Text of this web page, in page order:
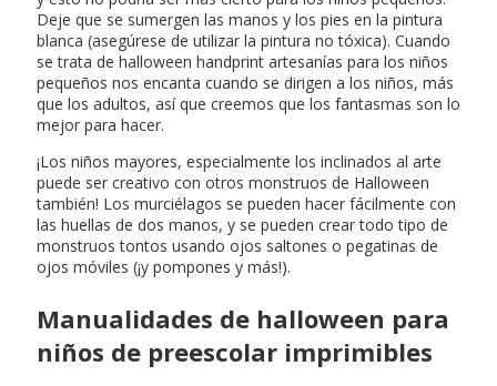
Deje que se sumergen las manos y los pies en la pintura
blanca (asegúrese de utilizar la pintura no tóxica). Cuando
se trata de halloween handprint artesanías para los niños
pequeños nos encanta cuando se dirigen a los niños, más
que los adultos, así que creemos que los fantasmas son lo
mejor para hacer.
¡Los niños mayores, especialmente los inclinados al arte
puede ser creativo con otros monstruos de Halloween
también! Los murciélagos se pueden hacer fácilmente con
las huellas de dos manos, y se pueden crear todo tipo de
monstruos tontos usando ojos saltones o pegatinas de
ojos móviles (¡y pompones y más!).
Manualidades de halloween para
niños de preescolar imprimibles